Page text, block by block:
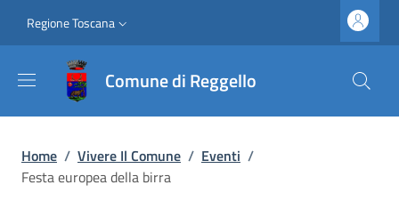
Slim top
Regione Toscana
Comune di Reggello
Briciole di pane
Home / Vivere Il Comune / Eventi /
Festa europea della birra